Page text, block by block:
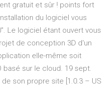
gratuit et sûr ! points fort
du logiciel vous
Le logiciel étant ouvert vous
de conception 3D d'un
elle-même soit
basé sur le cloud. 19 sept.
son propre site [1.0.3 – US